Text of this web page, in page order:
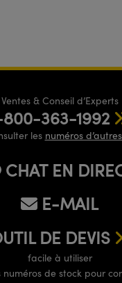
Ventes & Conseil d’Experts
800-363-1992
les numéros
CHAT EN
E-MAIL
DE DEVIS
facile à utiliser
numéros de stock pour